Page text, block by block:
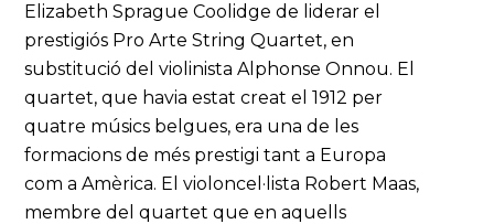
Elizabeth Sprague Coolidge de liderar el
prestigiós Pro Arte String Quartet, en
substitució del violinista Alphonse Onnou. El
quartet, que havia estat creat el 1912 per
quatre músics belgues, era una de les
formacions de més prestigi tant a Europa
com a Amèrica. El violoncel·lista Robert Maas,
membre del quartet que en aquells